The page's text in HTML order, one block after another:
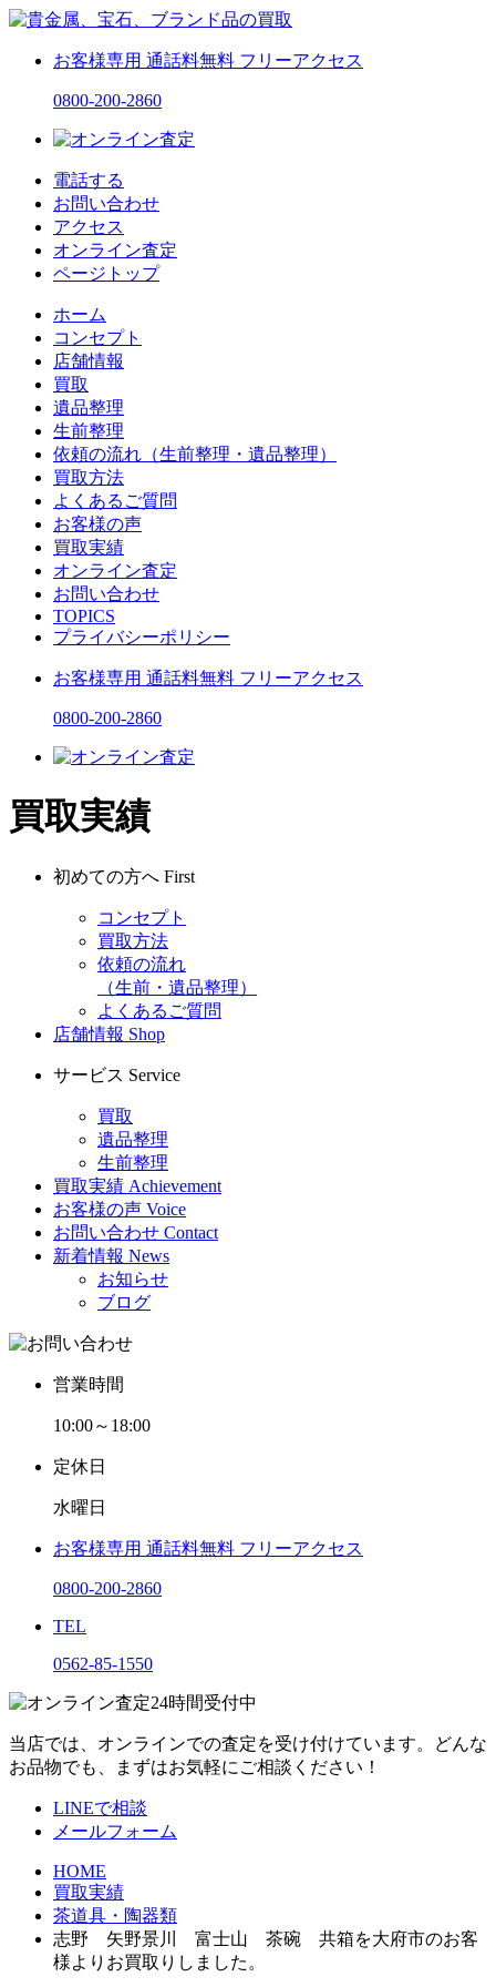
お客様専用 通話料無料 フリーアクセス
0800-200-2860
電話する
お問い合わせ
アクセス
オンライン査定
ページトップ
ホーム
コンセプト
店舗情報
買取
遺品整理
生前整理
依頼の流れ（生前整理・遺品整理）
買取方法
よくあるご質問
お客様の声
買取実績
オンライン査定
お問い合わせ
TOPICS
プライバシーポリシー
お客様専用 通話料無料 フリーアクセス
0800-200-2860
買取実績
初めての方へ First
コンセプト
買取方法
依頼の流れ
（生前・遺品整理）
よくあるご質問
店舗情報 Shop
サービス Service
買取
遺品整理
生前整理
買取実績 Achievement
お客様の声 Voice
お問い合わせ Contact
新着情報 News
お知らせ
ブログ
営業時間
10:00～18:00
定休日
水曜日
お客様専用 通話料無料 フリーアクセス
0800-200-2860
TEL
0562-85-1550
当店では、オンラインでの査定を受け付けています。どんな
お品物でも、まずはお気軽にご相談ください！
LINEで相談
メールフォーム
HOME
買取実績
茶道具・陶器類
志野 矢野景川 富士山 茶碗 共箱を大府市のお客
様よりお買取りしました。